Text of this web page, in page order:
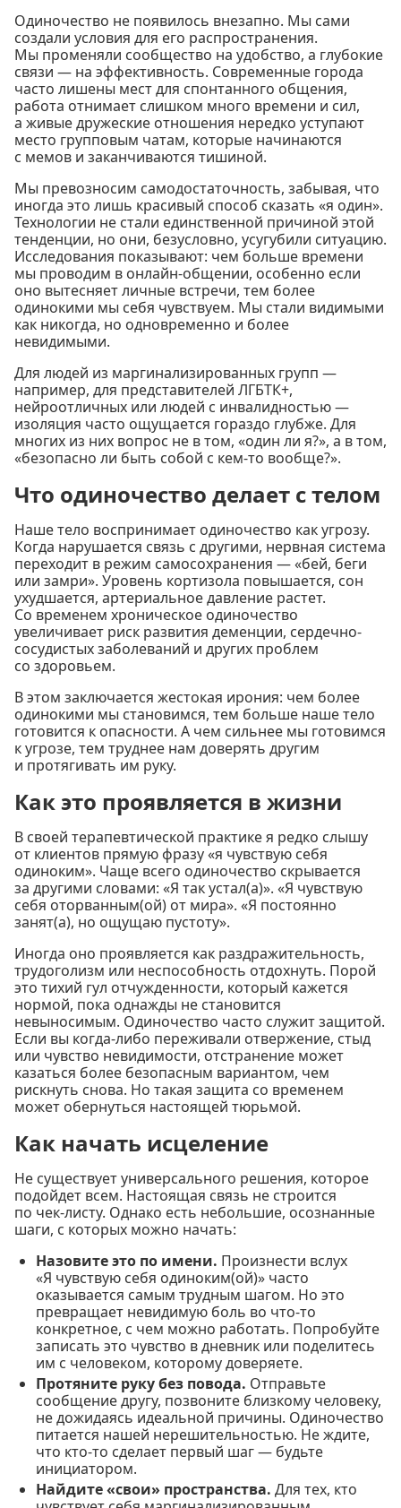
Одиночество не появилось внезапно. Мы сами
создали условия для его распространения.
Мы променяли сообщество на удобство, а глубокие
связи — на эффективность. Современные города
часто лишены мест для спонтанного общения,
работа отнимает слишком много времени и сил,
а живые дружеские отношения нередко уступают
место групповым чатам, которые начинаются
с мемов и заканчиваются тишиной.
Мы превозносим самодостаточность, забывая, что
иногда это лишь красивый способ сказать «я один».
Технологии не стали единственной причиной этой
тенденции, но они, безусловно, усугубили ситуацию.
Исследования показывают: чем больше времени
мы проводим в онлайн-общении, особенно если
оно вытесняет личные встречи, тем более
одинокими мы себя чувствуем. Мы стали видимыми
как никогда, но одновременно и более
невидимыми.
Для людей из маргинализированных групп —
например, для представителей ЛГБТК+,
нейроотличных или людей с инвалидностью —
изоляция часто ощущается гораздо глубже. Для
многих из них вопрос не в том, «один ли я?», а в том,
«безопасно ли быть собой с кем-то вообще?».
Что одиночество делает с телом
Наше тело воспринимает одиночество как угрозу.
Когда нарушается связь с другими, нервная система
переходит в режим самосохранения — «бей, беги
или замри». Уровень кортизола повышается, сон
ухудшается, артериальное давление растет.
Со временем хроническое одиночество
увеличивает риск развития деменции, сердечно-
сосудистых заболеваний и других проблем
со здоровьем.
В этом заключается жестокая ирония: чем более
одинокими мы становимся, тем больше наше тело
готовится к опасности. А чем сильнее мы готовимся
к угрозе, тем труднее нам доверять другим
и протягивать им руку.
Как это проявляется в жизни
В своей терапевтической практике я редко слышу
от клиентов прямую фразу «я чувствую себя
одиноким». Чаще всего одиночество скрывается
за другими словами: «Я так устал(а)». «Я чувствую
себя оторванным(ой) от мира». «Я постоянно
занят(а), но ощущаю пустоту».
Иногда оно проявляется как раздражительность,
трудоголизм или неспособность отдохнуть. Порой
это тихий гул отчужденности, который кажется
нормой, пока однажды не становится
невыносимым. Одиночество часто служит защитой.
Если вы когда-либо переживали отвержение, стыд
или чувство невидимости, отстранение может
казаться более безопасным вариантом, чем
рискнуть снова. Но такая защита со временем
может обернуться настоящей тюрьмой.
Как начать исцеление
Не существует универсального решения, которое
подойдет всем. Настоящая связь не строится
по чек-листу. Однако есть небольшие, осознанные
шаги, с которых можно начать:
Назовите это по имени. Произнести вслух
«Я чувствую себя одиноким(ой)» часто
оказывается самым трудным шагом. Но это
превращает невидимую боль во что-то
конкретное, с чем можно работать. Попробуйте
записать это чувство в дневник или поделитесь
им с человеком, которому доверяете.
Протяните руку без повода. Отправьте
сообщение другу, позвоните близкому человеку,
не дожидаясь идеальной причины. Одиночество
питается нашей нерешительностью. Не ждите,
что кто-то сделает первый шаг — будьте
инициатором.
Найдите «свои» пространства. Для тех, кто